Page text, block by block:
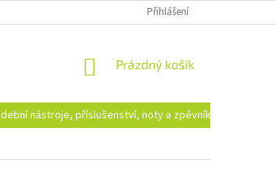
OSOBNÍCH ÚDAJŮ DOPRAVA A PLATBA
Přihlášení
NÁKUPNÍ
Prázdný košík
nástroje, příslušenství, noty a zpěvníky